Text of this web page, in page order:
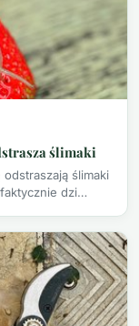
ślimaki
ślimaki
dzi…